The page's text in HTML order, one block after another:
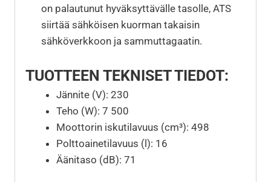
on palautunut hyväksyttävälle tasolle, ATS
siirtää sähköisen kuorman takaisin
sähköverkkoon ja sammuttagaatin.
TUOTTEEN TEKNISET TIEDOT:
Jännite (V): 230
Teho (W): 7 500
Moottorin iskutilavuus (cm³): 498
Polttoainetilavuus (l): 16
Äänitaso (dB): 71